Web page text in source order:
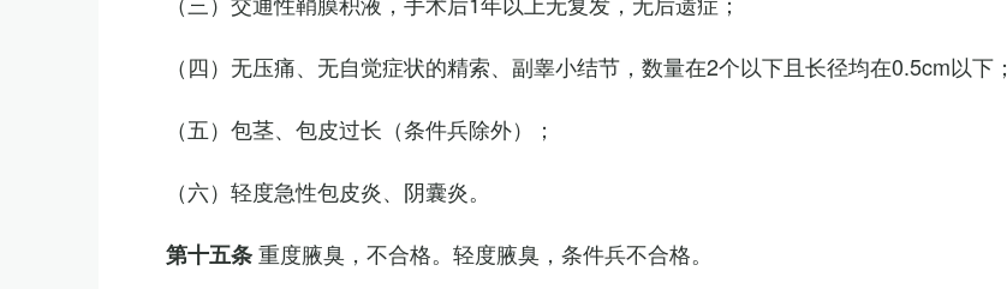
（四）无压痛、无自觉症状的精索、副睾小结节，数量在2个以下且长径均在0.5cm以下；
（五）包茎、包皮过长（条件兵除外）；
（六）轻度急性包皮炎、阴囊炎。
第十五条重度腋臭，不合格。轻度腋臭，条件兵不合格。